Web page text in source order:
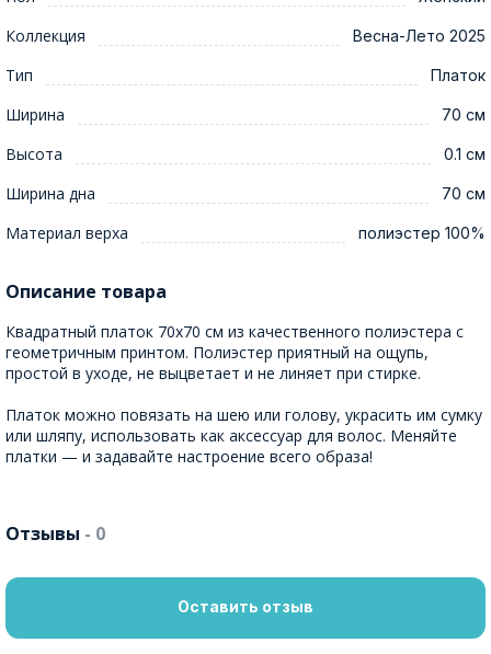
Коллекция Весна-Лето 2025
Тип Платок
Ширина 70 см
Высота 0.1 см
Ширина дна 70 см
Материал верха полиэстер 100%
Описание товара
Квадратный платок 70x70 см из качественного полиэстера с
геометричным принтом. Полиэстер приятный на ощупь,
простой в уходе, не выцветает и не линяет при стирке.
Платок можно повязать на шею или голову, украсить им сумку
или шляпу, использовать как аксессуар для волос. Меняйте
платки — и задавайте настроение всего образа!
Отзывы - 0
Оставить отзыв